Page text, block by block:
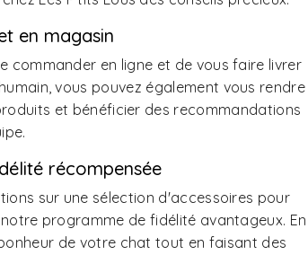
en magasin
commander en ligne et de vous faire livrer
vous pouvez également vous rendre
et bénéficier des recommandations
récompensée
sur une sélection d'accessoires pour
programme de fidélité avantageux. En
de votre chat tout en faisant des